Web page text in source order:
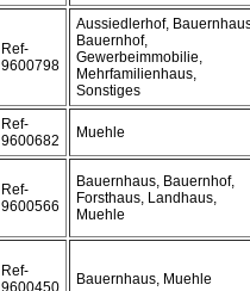
Ref-
9600798
Aussiedlerhof,
Bauernhof,
Gewerbeimmobilie,
Mehrfamilienhaus,
Sonstiges
Ref-
9600682
Muehle
Ref-
9600566
Bauernhaus, Bauernhof,
Forsthaus, Landhaus,
Muehle
Ref-
9600450
Bauernhaus, Muehle